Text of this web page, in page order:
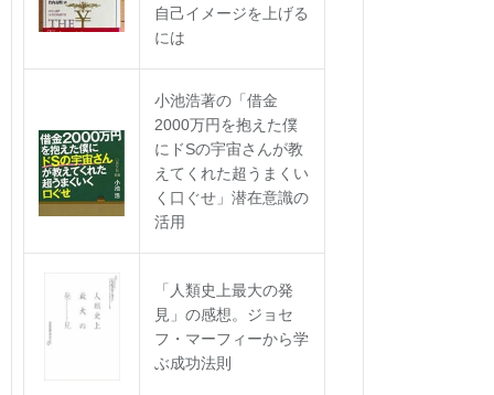
自己イメージを上げる
には
小池浩著の「借金
2000万円を抱えた僕
にドSの宇宙さんが教
えてくれた超うまくい
く口ぐせ」潜在意識の
活用
「人類史上最大の発
見」の感想。ジョセ
フ・マーフィーから学
ぶ成功法則